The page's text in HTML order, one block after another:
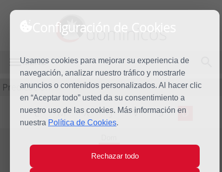
Configuración de Cookies
Usamos cookies para mejorar su experiencia de
navegación, analizar nuestro tráfico y mostrarle
anuncios o contenidos personalizados. Al hacer clic
en “Aceptar todo” usted da su consentimiento a
nuestro uso de las cookies. Más información en
nuestra Política de Cookies.
Rechazar todo
dominicos
MENÚ
Predicación
L M X J V S D
1
Jun